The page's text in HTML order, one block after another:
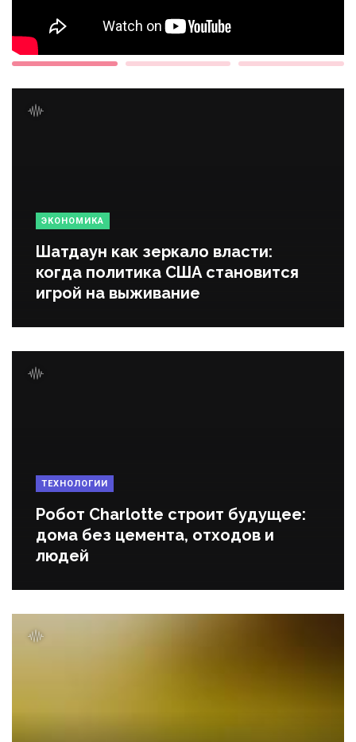
ЭКОНОМИКА
Шатдаун как зеркало власти:
когда политика США становится
игрой на выживание
ТЕХНОЛОГИИ
Робот Charlotte строит будущее:
дома без цемента, отходов и
людей